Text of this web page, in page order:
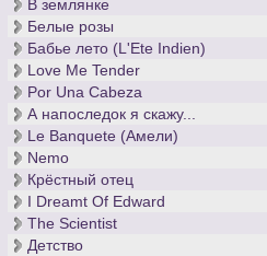
В землянке
Белые розы
Бабье лето (L'Ete Indien)
Love Me Tender
Por Una Cabeza
А напоследок я скажу...
Le Banquete (Амели)
Nemo
Крёстный отец
I Dreamt Of Edward
The Scientist
Детство